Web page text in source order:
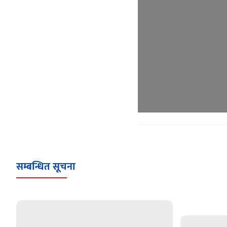
सम्बन्धित सूचना